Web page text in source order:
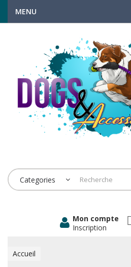
MENU
Categories
Mon compte
Inscription
Accueil